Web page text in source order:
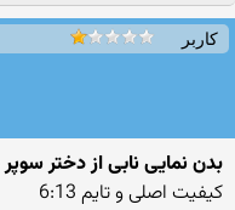
کاربر
بدن نمایی نابی از دختر
کیفیت اصلی و تایم 6:13